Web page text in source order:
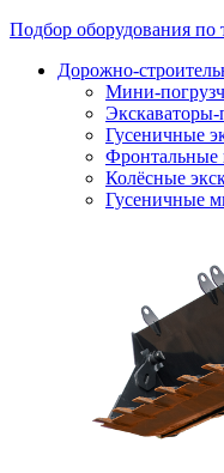
Подбор оборудования по
Дорожно-
Мини-
Экскаваторы-
Гусеничные
Фронтальные
Колёсные
Гусеничные